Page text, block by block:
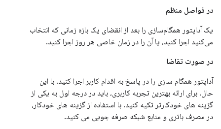
در فواصل منظم
یک آداپتور همگام‌سازی را بعد از انقضای یک بازه زمانی که انتخاب
می‌کنید اجرا کنید، یا آن را در زمان خاصی هر روز اجرا کنید.
در صورت تقاضا
آداپتور همگام سازی را در پاسخ به اقدام کاربر اجرا کنید. با این
حال، برای ارائه بهترین تجربه کاربری، باید در درجه اول به یکی از
گزینه های خودکارتر تکیه کنید. با استفاده از گزینه های خودکار،
در مصرف باتری و منابع شبکه صرفه جویی می کنید.